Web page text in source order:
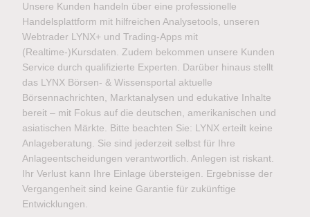
Unsere Kunden handeln über eine professionelle
Handelsplattform mit hilfreichen Analysetools, unseren
Webtrader LYNX+ und Trading-Apps mit
(Realtime-)Kursdaten. Zudem bekommen unsere Kunden
Service durch qualifizierte Experten. Darüber hinaus stellt
das LYNX Börsen- & Wissensportal aktuelle
Börsennachrichten, Marktanalysen und edukative Inhalte
bereit – mit Fokus auf die deutschen, amerikanischen und
asiatischen Märkte. Bitte beachten Sie: LYNX erteilt keine
Anlageberatung. Sie sind jederzeit selbst für Ihre
Anlageentscheidungen verantwortlich. Anlegen ist riskant.
Ihr Verlust kann Ihre Einlage übersteigen. Ergebnisse der
Vergangenheit sind keine Garantie für zukünftige
Entwicklungen.